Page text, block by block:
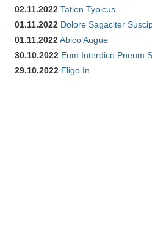
02.11.2022 Tation Typicus
01.11.2022 Dolore Sagaciter
01.11.2022Abico Augue
30.10.2022 Eum Interdico Pneum
29.10.2022 Eligo In